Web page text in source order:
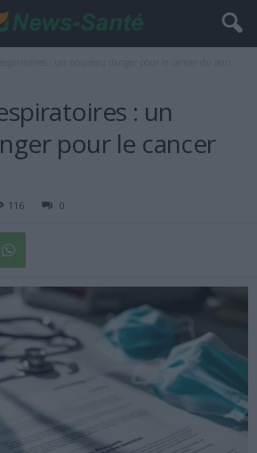
: un
pour le cancer
116 0